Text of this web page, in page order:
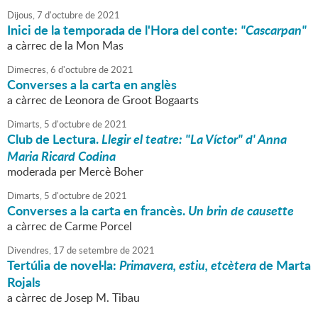
Dijous,7 d'octubrede2021
Inici de la temporada de l'Hora del conte: "Cascarpan"
a càrrec de la Mon Mas
Dimecres,6 d'octubrede2021
Converses a la carta en anglès
a càrrec de Leonora de Groot Bogaarts
Dimarts, 5 d'octubrede2021
Club de Lectura.Llegir el teatre: "La Víctor" d' Anna
Maria Ricard Codina
moderada per Mercè Boher
Dimarts, 5 d'octubrede2021
Converses a la carta en francès.Un brin de causette
a càrrec de Carme Porcel
Divendres, 17 desetembrede2021
Tertúlia de novel·la:Primavera, estiu, etcèterade Marta
Rojals
a càrrec de Josep M. Tibau